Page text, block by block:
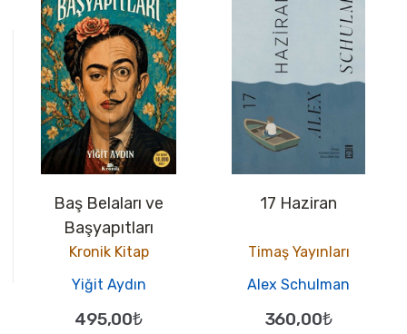
Baş Belaları ve
Başyapıtları
Kronik Kitap
Yiğit Aydın
495,00₺
17 Haziran
Timaş Yayınları
Alex Schulman
360,00₺